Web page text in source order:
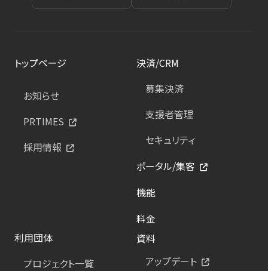
トップページ
お知らせ
PRTIMES
採用情報
決済/CRM
募集決済
支援者管理
セキュリティ
ポータル/集客
機能
料金
利用団体
プロジェクト一覧
資料
アップデート